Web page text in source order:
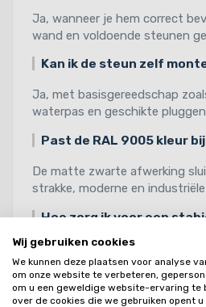
Ja, wanneer je hem correct
wand en voldoende steunen
Kan ik de steun zelf
Ja, met basisgereedschap
waterpas en geschikte
Past de RAL 9005 kleur
De matte zwarte afwerking
strakke, moderne en
Hoe zorg ik voor een
Zorg voor een solide wand,
op gelijke hoogte en verdeel
meerdere punten.
Wij gebruiken cookies
We kunnen deze plaatsen voor analyse
om onze website te verbeteren,
om u een geweldige website-ervaring te
over de cookies die we gebruiken opent